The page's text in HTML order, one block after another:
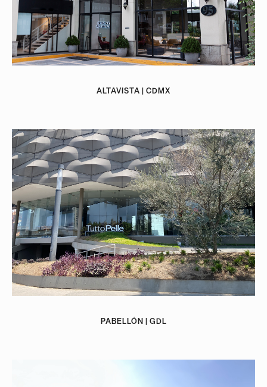
ALTAVISTA | CDMX
PABELLÓN | GDL